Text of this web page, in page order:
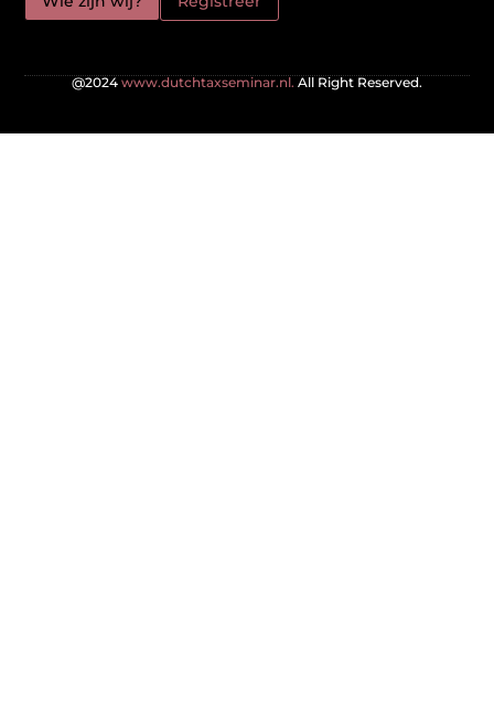
@2024www.dutchtaxseminar.nl.All Right Reserved.